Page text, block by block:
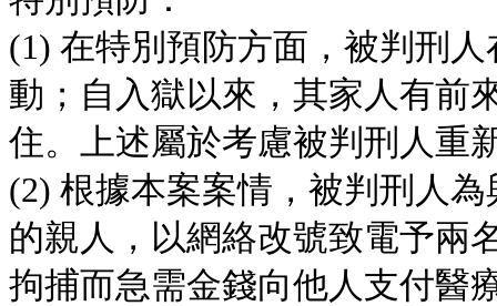
(1) 在特別預防方面，被判刑
動；自入獄以來，其家人有前
住。上述屬於考慮被判刑人重
(2) 根據本案案情，被判刑人
的親人，以網絡改號致電予兩
拘捕而急需金錢向他人支付醫